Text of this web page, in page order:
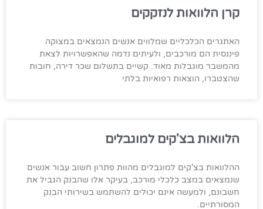
קרן הלוואות לנזקקים
האתגרים הכלכליים שמלווים אנשים הנמצאים במצוקה
פיננסית הם מורכבים, ולעיתים נדמה שהאפשרויות לצאת
מהמשבר מוגבלות מאוד. קשיים בתשלום שכר דירה, חובות
שהצטברו, הוצאות רפואיות בלתי
הלוואות בצ'קים למוגבלים
ההלוואות בצ'קים למוגבלים מהוות פתרון חשוב עבור אנשים
שנמצאים במצב כלכלי מורכב, בעיקר אלו שהבנק הגביל את
חשבונם, ולמעשה אינם יכולים להשתמש בשירותי הבנק
המסורתיים.